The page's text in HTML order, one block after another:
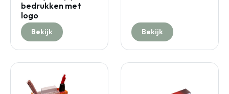
bedrukken met
logo
Bekijk Bekijk